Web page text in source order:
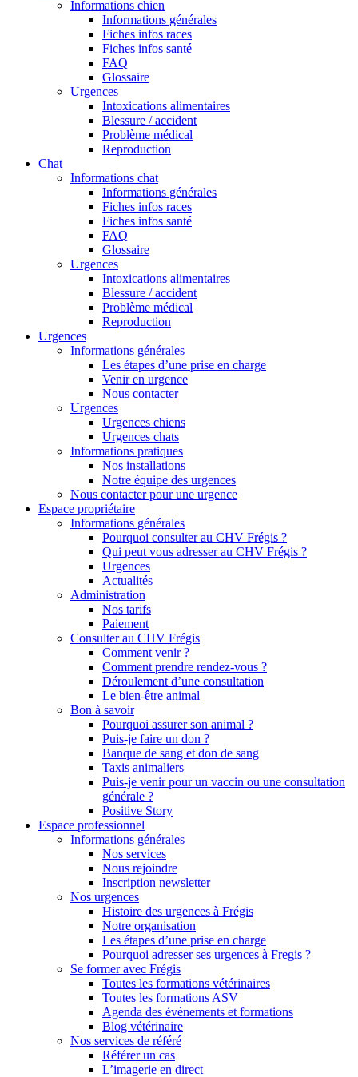
Informations chien
Informations générales
Fiches infos races
Fiches infos santé
FAQ
Glossaire
Urgences
Intoxications alimentaires
Blessure / accident
Problème médical
Reproduction
Chat
Informations chat
Informations générales
Fiches infos races
Fiches infos santé
FAQ
Glossaire
Urgences
Intoxications alimentaires
Blessure / accident
Problème médical
Reproduction
Urgences
Informations générales
Les étapes d’une prise en charge
Venir en urgence
Nous contacter
Urgences
Urgences chiens
Urgences chats
Informations pratiques
Nos installations
Notre équipe des urgences
Nous contacter pour une urgence
Espace propriétaire
Informations générales
Pourquoi consulter au CHV Frégis ?
Qui peut vous adresser au CHV Frégis ?
Urgences
Actualités
Administration
Nos tarifs
Paiement
Consulter au CHV Frégis
Comment venir ?
Comment prendre rendez-vous ?
Déroulement d’une consultation
Le bien-être animal
Bon à savoir
Pourquoi assurer son animal ?
Puis-je faire un don ?
Banque de sang et don de sang
Taxis animaliers
Puis-je venir pour un vaccin ou une consultation
générale ?
Positive Story
Espace professionnel
Informations générales
Nos services
Nous rejoindre
Inscription newsletter
Nos urgences
Histoire des urgences à Frégis
Notre organisation
Les étapes d’une prise en charge
Pourquoi adresser ses urgences à Fregis ?
Se former avec Frégis
Toutes les formations vétérinaires
Toutes les formations ASV
Agenda des évènements et formations
Blog vétérinaire
Nos services de référé
Référer un cas
L’imagerie en direct